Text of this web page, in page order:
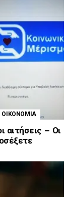
ΟΙΚΟΝΟΜΙΑ
αιτήσεις – Οι